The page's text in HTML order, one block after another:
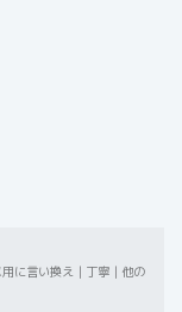
に言い換え｜丁寧｜他の